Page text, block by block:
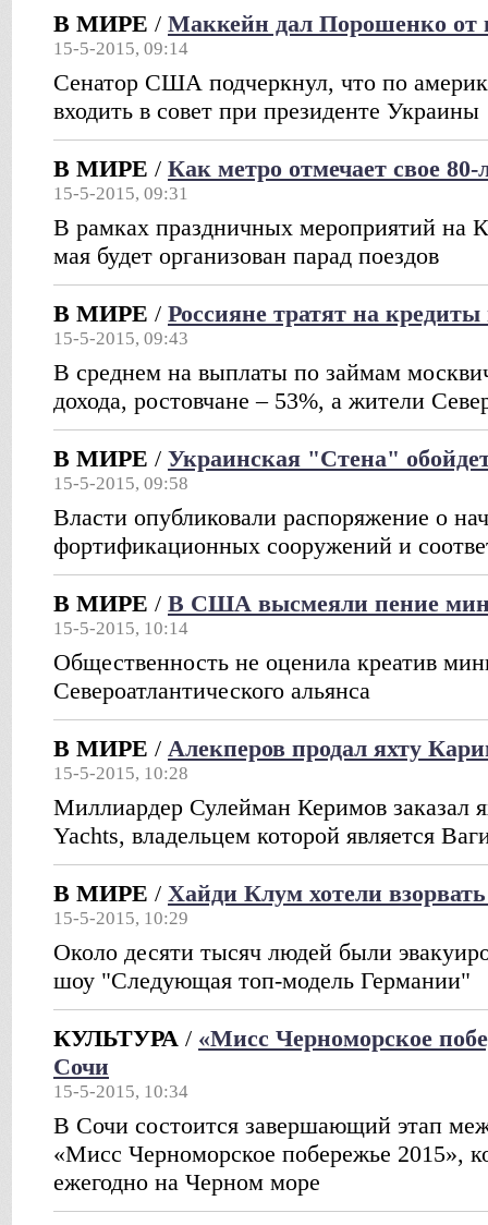
В МИРЕ / Маккейн дал Порошенко от
15-5-2015, 09:14
Сенатор США подчеркнул, что по
входить в совет при президенте Украины
В МИРЕ / Как метро отмечает свое 80-
15-5-2015, 09:31
В рамках праздничных мероприятий на
мая будет организован парад поездов
В МИРЕ / Россияне тратят на кредиты
15-5-2015, 09:43
В среднем на выплаты по займам
дохода, ростовчане – 53%, а жители
В МИРЕ / Украинская "Стена"
15-5-2015, 09:58
Власти опубликовали распоряжение о
фортификационных сооружений и
В МИРЕ / В США высмеяли пение
15-5-2015, 10:14
Общественность не оценила креатив
Североатлантического альянса
В МИРЕ / Алекперов продал яхту
15-5-2015, 10:28
Миллиардер Сулейман Керимов заказал
Yachts, владельцем которой является
В МИРЕ / Хайди Клум хотели
15-5-2015, 10:29
Около десяти тысяч людей были
шоу "Следующая топ-модель Германии"
КУЛЬТУРА / «Мисс Черноморское
Сочи
15-5-2015, 10:34
В Сочи состоится завершающий этап
«Мисс Черноморское побережье 2015»,
ежегодно на Черном море